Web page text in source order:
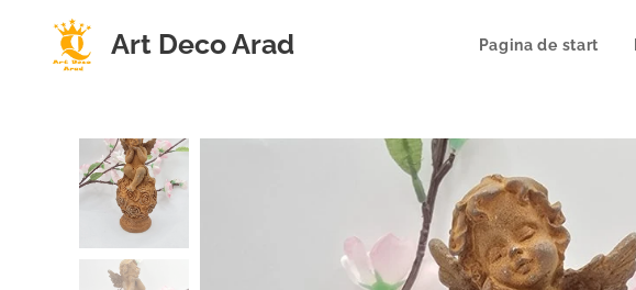
Art Deco Arad Pagina de start